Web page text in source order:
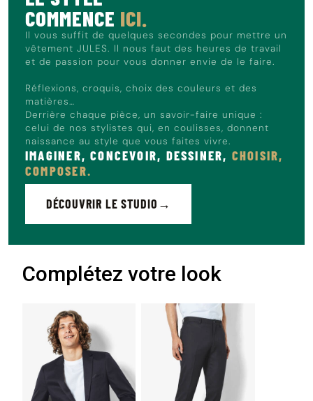
COMMENCE ICI.
Il vous suffit de quelques secondes pour mettre un
vêtement JULES. Il nous faut des heures de travail
et de passion pour vous donner envie de le faire.
Réflexions, croquis, choix des couleurs et des
matières…
Derrière chaque pièce, un savoir-faire unique :
celui de nos stylistes qui, en coulisses, donnent
naissance au style que vous faites vivre.
IMAGINER, CONCEVOIR, DESSINER, CHOISIR,
COMPOSER.
DÉCOUVRIR LE STUDIO
Complétez votre look